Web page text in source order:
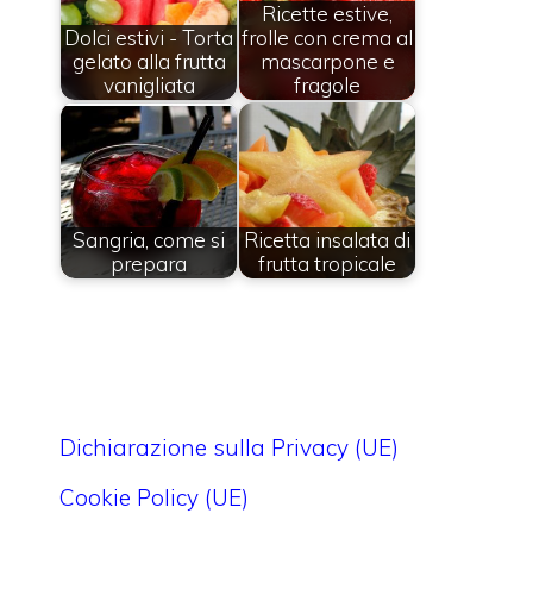
Dolci estivi - Torta
gelato alla frutta
vanigliata
Ricette estive,
frolle con crema al
mascarpone e
fragole
Sangria, come si
prepara
Ricetta insalata di
frutta tropicale
Dichiarazione sulla Privacy (UE)
Cookie Policy (UE)